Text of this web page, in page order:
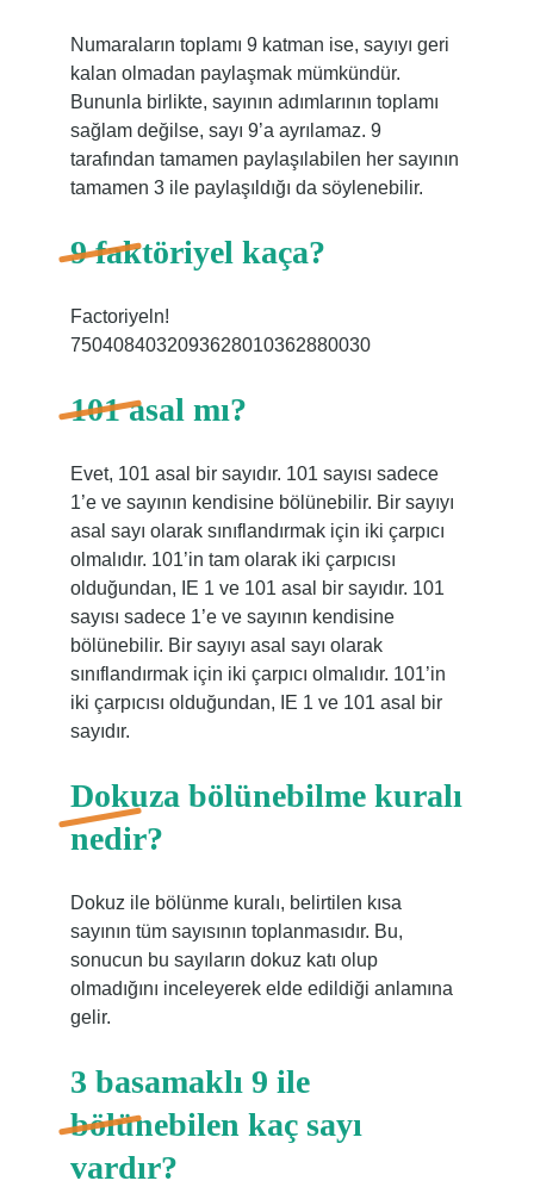
Numaraların toplamı 9 katman ise, sayıyı geri
kalan olmadan paylaşmak mümkündür.
Bununla birlikte, sayının adımlarının toplamı
sağlam değilse, sayı 9’a ayrılamaz. 9
tarafından tamamen paylaşılabilen her sayının
tamamen 3 ile paylaşıldığı da söylenebilir.
9 faktöriyel kaça?
Factoriyeln!
7504084032093628010362880030
101 asal mı?
Evet, 101 asal bir sayıdır. 101 sayısı sadece
1’e ve sayının kendisine bölünebilir. Bir sayıyı
asal sayı olarak sınıflandırmak için iki çarpıcı
olmalıdır. 101’in tam olarak iki çarpıcısı
olduğundan, IE 1 ve 101 asal bir sayıdır. 101
sayısı sadece 1’e ve sayının kendisine
bölünebilir. Bir sayıyı asal sayı olarak
sınıflandırmak için iki çarpıcı olmalıdır. 101’in
iki çarpıcısı olduğundan, IE 1 ve 101 asal bir
sayıdır.
Dokuza bölünebilme kuralı
nedir?
Dokuz ile bölünme kuralı, belirtilen kısa
sayının tüm sayısının toplanmasıdır. Bu,
sonucun bu sayıların dokuz katı olup
olmadığını inceleyerek elde edildiği anlamına
gelir.
3 basamaklı 9 ile
bölünebilen kaç sayı
vardır?